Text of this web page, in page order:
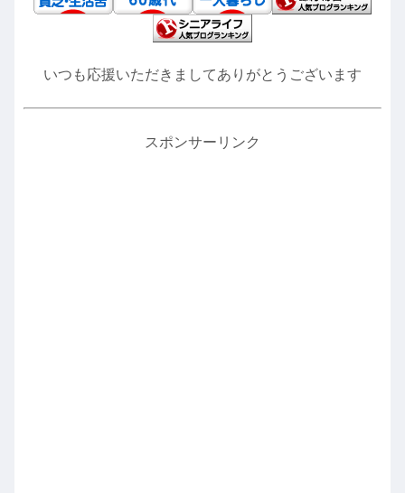
いつも応援いただきましてありがとうございます
スポンサーリンク